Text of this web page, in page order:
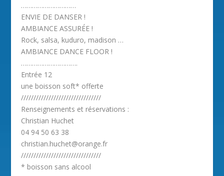
…………………………
ENVIE DE DANSER !
AMBIANCE ASSURÉE !
Rock, salsa, kuduro, madison …
AMBIANCE DANCE FLOOR !
………………………….
Entrée 12
une boisson soft* offerte
////////////////////////////////
Renseignements et réservations :
Christian Huchet
04 94 50 63 38
christian.huchet@orange.fr
////////////////////////////////
* boisson sans alcool